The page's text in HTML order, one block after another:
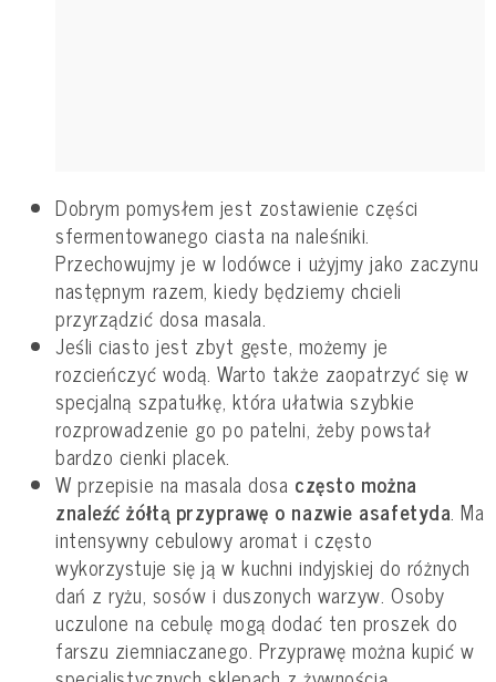
Dobrym pomysłem jest zostawienie części
sfermentowanego ciasta na naleśniki.
Przechowujmy je w lodówce i użyjmy jako zaczynu
następnym razem, kiedy będziemy chcieli
przyrządzić dosa masala.
Jeśli ciasto jest zbyt gęste, możemy je
rozcieńczyć wodą. Warto także zaopatrzyć się w
specjalną szpatułkę, która ułatwia szybkie
rozprowadzenie go po patelni, żeby powstał
bardzo cienki placek.
W przepisie na masala dosa często można
znaleźć żółtą przyprawę o nazwie asafetyda. Ma
intensywny cebulowy aromat i często
wykorzystuje się ją w kuchni indyjskiej do różnych
dań z ryżu, sosów i duszonych warzyw. Osoby
uczulone na cebulę mogą dodać ten proszek do
farszu ziemniaczanego. Przyprawę można kupić w